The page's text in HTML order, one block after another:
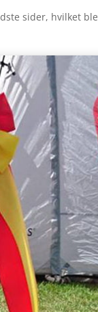
sider, hvilket